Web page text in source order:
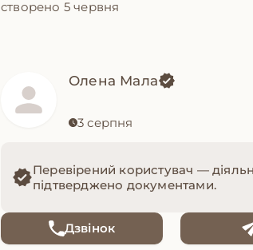
створено 5 червня
Олена Мала
3 серпня
Перевірений користувач —
підтверджено документами.
Дзвінок